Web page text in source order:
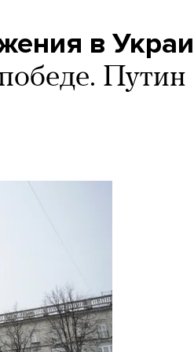
в
Путин